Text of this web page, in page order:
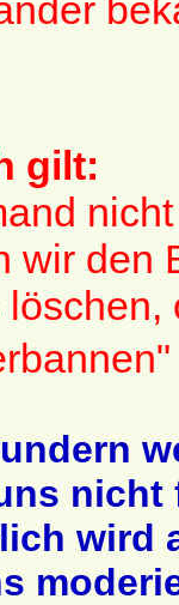
gilt:
wir den
nicht
wird